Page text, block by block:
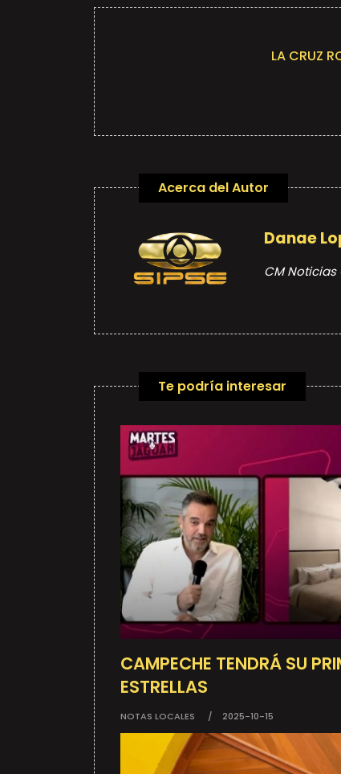
LA CRUZ
Acerca del Autor
Danae
CM
Te podría interesar
CAMPECHE TENDRÁ SU
ESTRELLAS
NOTAS LOCALES 2025-10-15